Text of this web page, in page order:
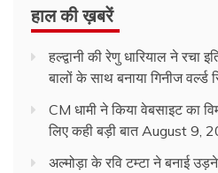
हाल की ख़बरें
हल्द्वानी की रेणु धारियाल ने
बालों के साथ बनाया गिनीज वर्ल्ड
CM धामी ने किया वेबसाइट का
लिए कही बड़ी बात August 9,
अल्मोड़ा के रवि टम्टा ने बनाई